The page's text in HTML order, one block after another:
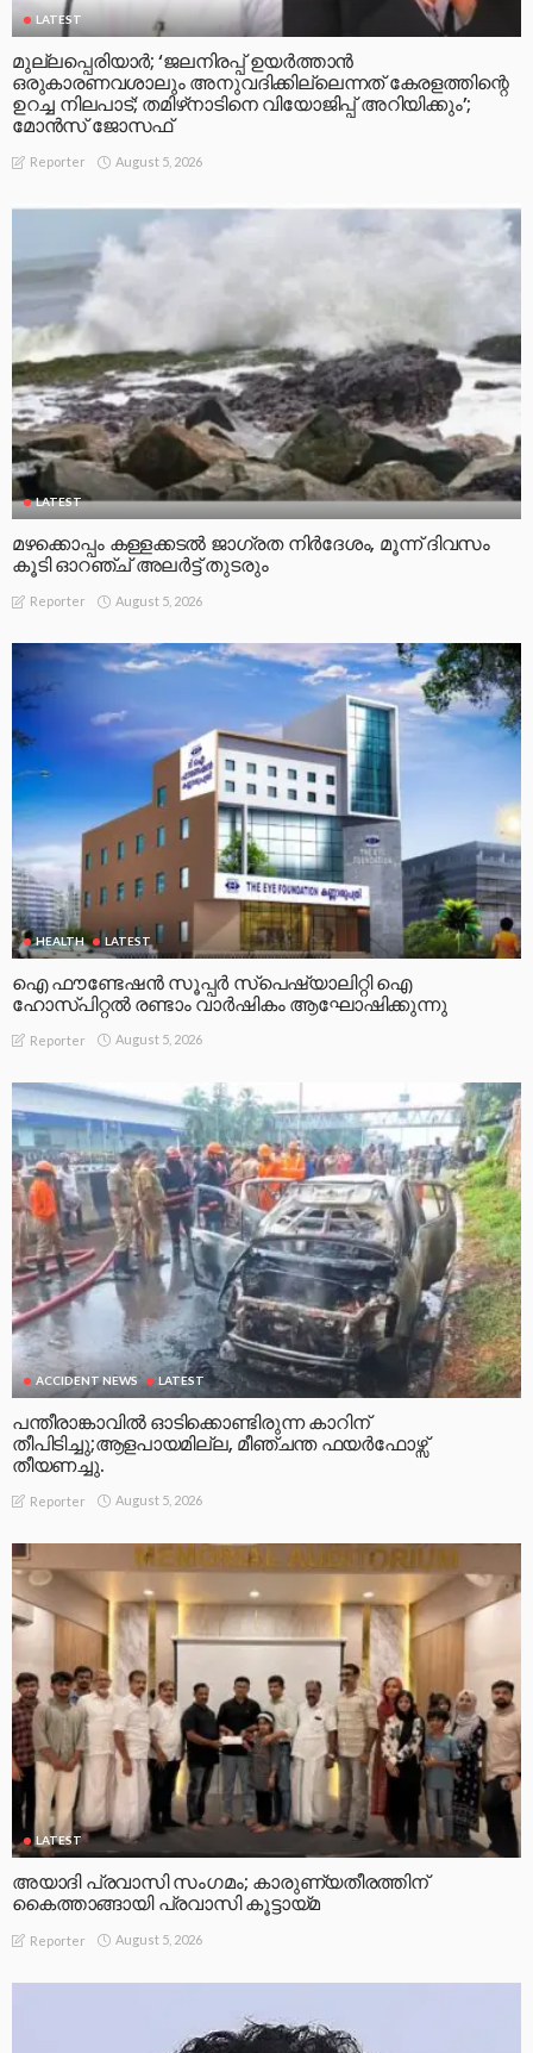
LATEST
മുല്ലപ്പെരിയാര്‍; ‘ജലനിരപ്പ് ഉയര്‍ത്താന്‍
ഒരുകാരണവശാലും അനുവദിക്കില്ലെന്നത് കേരളത്തിന്റെ
ഉറച്ച നിലപാട്; തമിഴ്‌നാടിനെ വിയോജിപ്പ് അറിയിക്കും’;
മോന്‍സ് ജോസഫ്
Reporter August 5, 2026
LATEST
മഴക്കൊപ്പം കള്ളക്കടൽ ജാഗ്രത നിർദേശം, മൂന്ന് ദിവസം
കൂടി ഓറഞ്ച് അലർട്ട് തുടരും
Reporter August 5, 2026
HEALTH LATEST
ഐ ഫൗണ്ടേഷൻ സൂപ്പർ സ്പെഷ്യാലിറ്റി ഐ
ഹോസ്പിറ്റൽ രണ്ടാം വാർഷികം ആഘോഷിക്കുന്നു
Reporter August 5, 2026
ACCIDENT NEWS LATEST
പന്തീരാങ്കാവിൽ ഓടിക്കൊണ്ടിരുന്ന കാറിന്
തീപിടിച്ചു;ആളപായമില്ല, മീഞ്ചന്ത ഫയർഫോഴ്സ്
തീയണച്ചു.
Reporter August 5, 2026
LATEST
അയാദി പ്രവാസി സംഗമം; കാരുണ്യതീരത്തിന്
കൈത്താങ്ങായി പ്രവാസി കൂട്ടായ്മ
Reporter August 5, 2026